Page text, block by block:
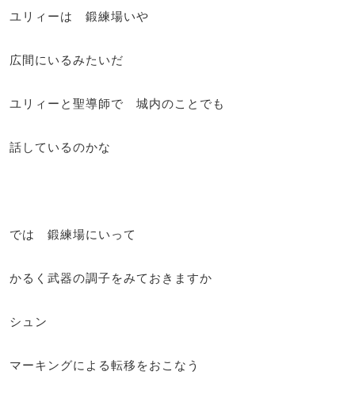
ユリィーは 鍛練場いや
広間にいるみたいだ
ユリィーと聖導師で 城内のことでも
話しているのかな
では 鍛練場にいって
かるく武器の調子をみておきますか
シュン
マーキングによる転移をおこなう